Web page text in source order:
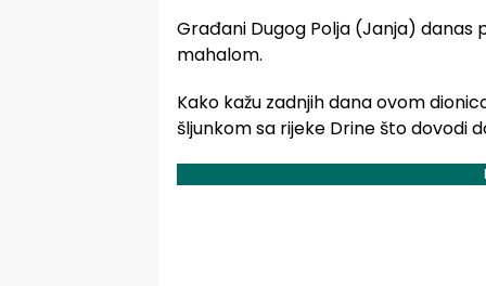
Građani Dugog Polja (Janja)
mahalom.
Kako kažu zadnjih dana ovom
šljunkom sa rijeke Drine što dovodi